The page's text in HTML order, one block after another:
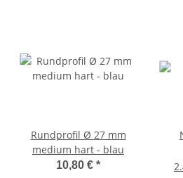
Rundprofil Ø 27 mm
medium hart - blau
10,80 € *